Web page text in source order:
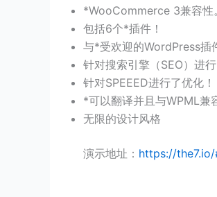
*WooCommerce 3兼容性。
包括6个*插件！
与*受欢迎的WordPress插
针对搜索引擎（SEO）进
针对SPEEED进行了优化！
*可以翻译并且与WPML兼
无限的设计风格
演示地址： https://